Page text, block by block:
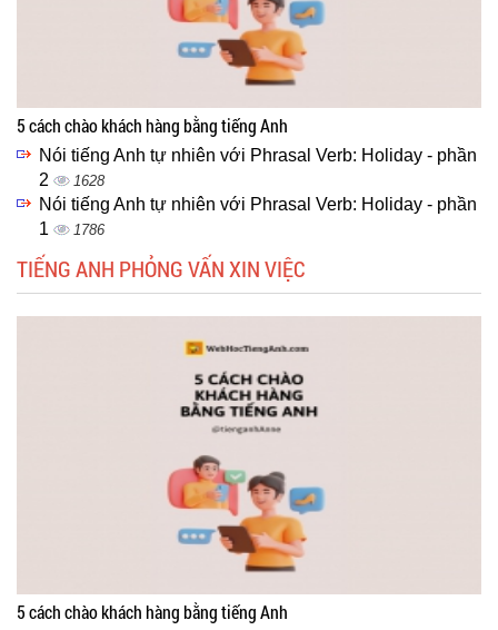
5 cách chào khách hàng bằng tiếng Anh
Nói tiếng Anh tự nhiên với Phrasal Verb: Holiday - phần
2
1628
Nói tiếng Anh tự nhiên với Phrasal Verb: Holiday - phần
1
1786
TIẾNG ANH PHỎNG VẤN XIN VIỆC
5 cách chào khách hàng bằng tiếng Anh